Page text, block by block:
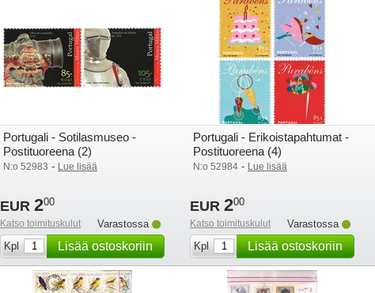
Portugali - Sotilasmuseo -
Postituoreena (2)
N:o 52983 - Lue lisää
EUR 200
Katso toimituskulut
Varastossa
Kpl
Lisää ostoskoriin
Portugali - Erikoistapahtumat -
Postituoreena (4)
N:o 52984 - Lue lisää
EUR 200
Katso toimituskulut
Varastossa
Kpl
Lisää ostoskoriin